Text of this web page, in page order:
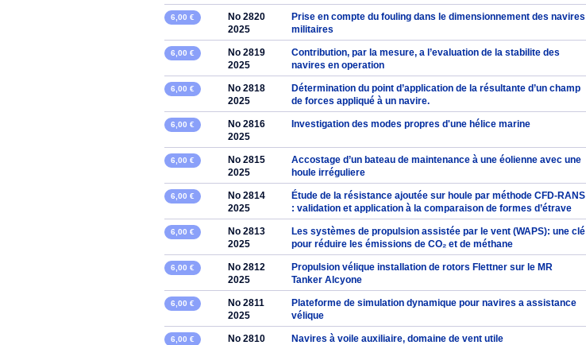
6,00 €
No 2820
2025
Prise en compte du fouling dans le dimensionnement des navires
militaires
6,00 €
No 2819
2025
Contribution, par la mesure, a l’evaluation de la stabilite des
navires en operation
6,00 €
No 2818
2025
Détermination du point d’application de la résultante d’un champ
de forces appliqué à un navire.
6,00 €
No 2816
2025
Investigation des modes propres d'une hélice marine
6,00 €
No 2815
2025
Accostage d’un bateau de maintenance à une éolienne avec une
houle irréguliere
6,00 €
No 2814
2025
Étude de la résistance ajoutée sur houle par méthode CFD-RANS
: validation et application à la comparaison de formes d’étrave
6,00 €
No 2813
2025
Les systèmes de propulsion assistée par le vent (WAPS): une clé
pour réduire les émissions de CO₂ et de méthane
6,00 €
No 2812
2025
Propulsion vélique installation de rotors Flettner sur le MR
Tanker Alcyone
6,00 €
No 2811
2025
Plateforme de simulation dynamique pour navires a assistance
vélique
6,00 €
No 2810
Navires à voile auxiliaire, domaine de vent utile